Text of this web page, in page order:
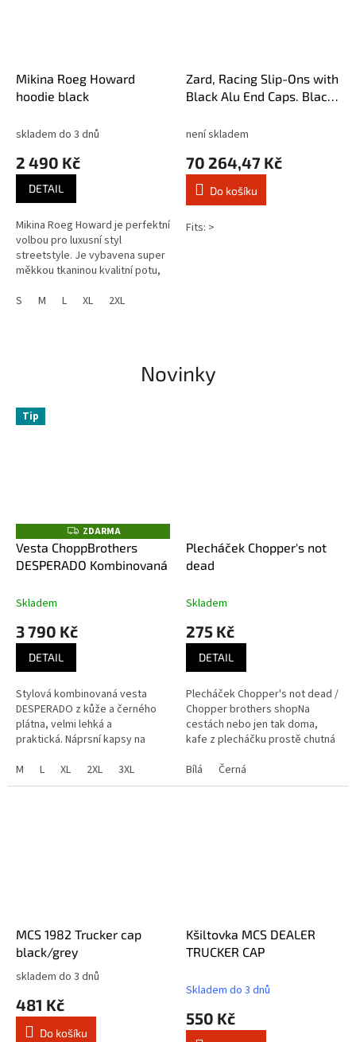
Mikina Roeg Howard
hoodie black
skladem do 3 dnů
2 490 Kč
DETAIL
Mikina Roeg Howard je perfektní
volbou pro luxusní styl
streetstyle. Je vybavena super
měkkou tkaninou kvalitní potu,
Speciální trvanlivá kvalita...
S M L XL 2XL
Zard, Racing Slip-Ons with
Black Alu End Caps. Black
není skladem
70 264,47 Kč
Do košíku
Fits: >
Novinky
Tip
Z
D
A
R
ZDARMA
Vesta ChoppBrothers
DESPERADO Kombinovaná
Skladem
3 790 Kč
DETAIL
Stylová kombinovaná vesta
DESPERADO z kůže a černého
plátna, velmi lehká a
praktická. Náprsní kapsy na
Hnědá lesklá barva podšívky a
dvě...
M L XL 2XL 3XL
Plecháček Chopper's not
dead
Skladem
275 Kč
DETAIL
Plecháček Chopper's not dead /
Chopper brothers shopNa
cestách nebo jen tak doma,
kafe z plecháčku prostě chutná
Bílá
Černá
MCS 1982 Trucker cap
black/grey
Průměrné
produktu
skladem do 3 dnů
481 Kč
Do košíku
Kšiltovka MCS DEALER
TRUCKER CAP
Skladem do 3 dnů
550 Kč